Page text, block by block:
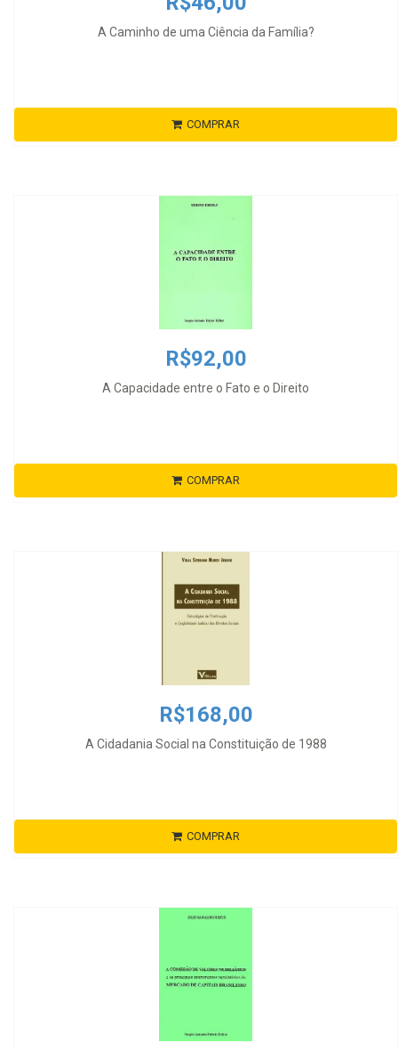
A Caminho de uma Ciência da Família?
COMPRAR
R$92,00
A Capacidade entre o Fato e o Direito
COMPRAR
R$168,00
A Cidadania Social na Constituição de 1988
COMPRAR